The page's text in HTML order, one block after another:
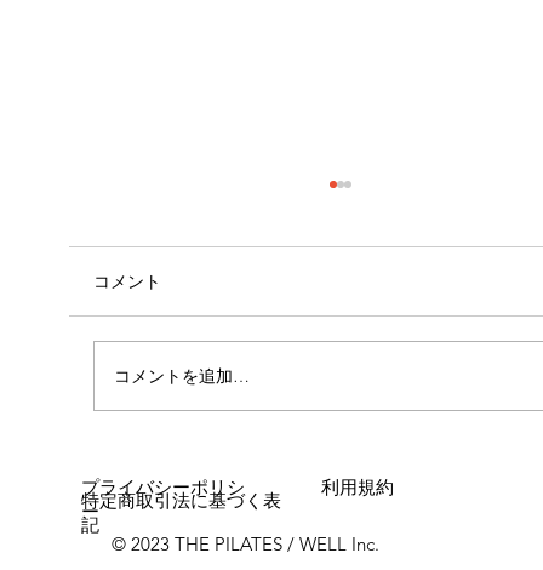
心斎橋店 店長就任！！
コメント
コメントを追加…
© 2023 THE PILATES / WELL Inc.
プライバシーポリシ
ー
利用規約
特定商取引法に基づく表
記